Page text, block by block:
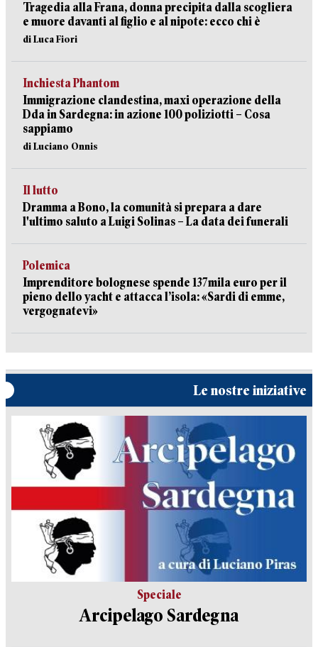
Tragedia alla Frana, donna precipita dalla scogliera
e muore davanti al figlio e al nipote: ecco chi è
di Luca Fiori
Inchiesta Phantom
Immigrazione clandestina, maxi operazione della
Dda in Sardegna: in azione 100 poliziotti – Cosa
sappiamo
di Luciano Onnis
Il lutto
Dramma a Bono, la comunità si prepara a dare
l'ultimo saluto a Luigi Solinas – La data dei funerali
Polemica
Imprenditore bolognese spende 137mila euro per il
pieno dello yacht e attacca l’isola: «Sardi di emme,
vergognatevi»
Le nostre iniziative
Speciale
Arcipelago Sardegna